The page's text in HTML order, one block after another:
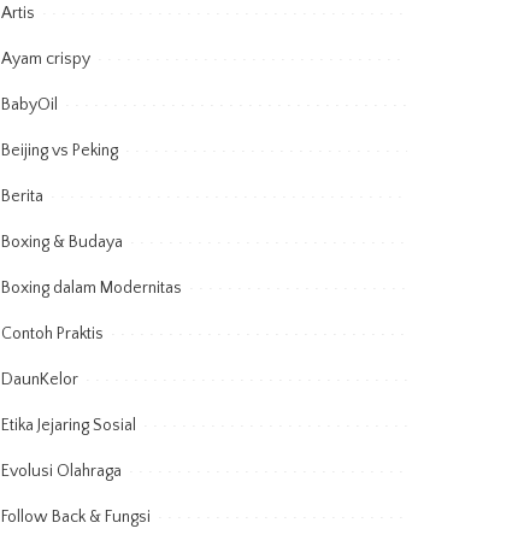
Artis
Ayam crispy
BabyOil
Beijing vs Peking
Berita
Boxing & Budaya
Boxing dalam Modernitas
Contoh Praktis
DaunKelor
Etika Jejaring Sosial
Evolusi Olahraga
Follow Back & Fungsi